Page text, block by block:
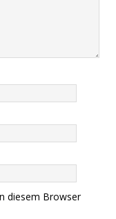
diesem Browser